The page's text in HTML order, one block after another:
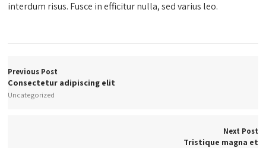
interdum risus. Fusce in efficitur nulla, sed varius leo.
Previous Post
Consectetur adipiscing elit
Uncategorized
Next Post
Tristique magna et